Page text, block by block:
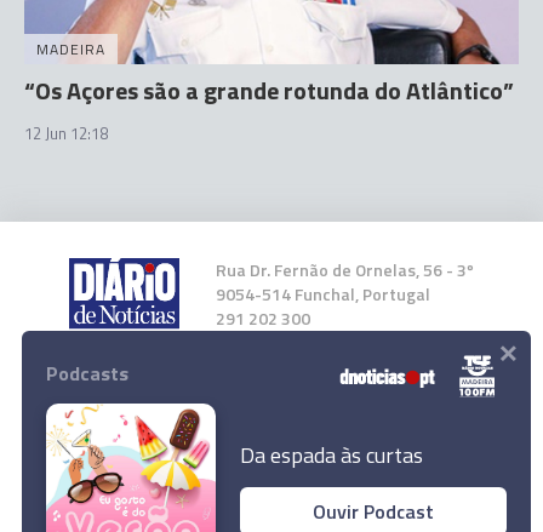
MADEIRA
“Os Açores são a grande rotunda do Atlântico”
12 Jun 12:18
Rua Dr. Fernão de Ornelas, 56 - 3º
9054-514 Funchal, Portugal
291 202 300
Instale a nossa App
Podcasts
Da espada às curtas
Ouvir Podcast
×